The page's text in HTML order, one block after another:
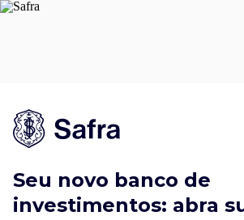
Seu novo banco de
investimentos: abra